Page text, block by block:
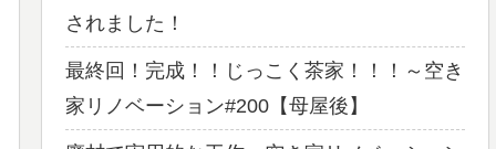
されました！
最終回！完成！！じっこく茶家！！！～空き
家リノベーション#200【母屋後】